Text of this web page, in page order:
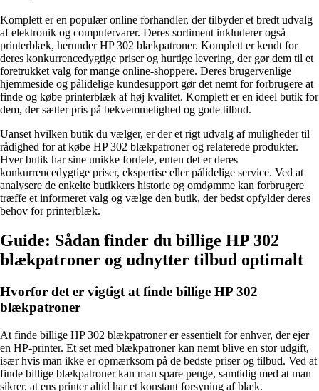
Komplett er en populær online forhandler, der tilbyder et bredt udvalg
af elektronik og computervarer. Deres sortiment inkluderer også
printerblæk, herunder HP 302 blækpatroner. Komplett er kendt for
deres konkurrencedygtige priser og hurtige levering, der gør dem til et
foretrukket valg for mange online-shoppere. Deres brugervenlige
hjemmeside og pålidelige kundesupport gør det nemt for forbrugere at
finde og købe printerblæk af høj kvalitet. Komplett er en ideel butik for
dem, der sætter pris på bekvemmelighed og gode tilbud.
Uanset hvilken butik du vælger, er der et rigt udvalg af muligheder til
rådighed for at købe HP 302 blækpatroner og relaterede produkter.
Hver butik har sine unikke fordele, enten det er deres
konkurrencedygtige priser, ekspertise eller pålidelige service. Ved at
analysere de enkelte butikkers historie og omdømme kan forbrugere
træffe et informeret valg og vælge den butik, der bedst opfylder deres
behov for printerblæk.
Guide: Sådan finder du billige HP 302
blækpatroner og udnytter tilbud optimalt
Hvorfor det er vigtigt at finde billige HP 302
blækpatroner
At finde billige HP 302 blækpatroner er essentielt for enhver, der ejer
en HP-printer. Et set med blækpatroner kan nemt blive en stor udgift,
især hvis man ikke er opmærksom på de bedste priser og tilbud. Ved at
finde billige blækpatroner kan man spare penge, samtidig med at man
sikrer, at ens printer altid har et konstant forsyning af blæk.